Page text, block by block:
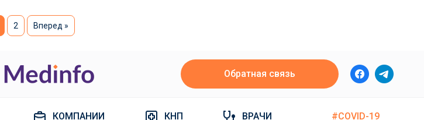
2 Вперед »
Обратная связь
КОМПАНИИ КНП ВРАЧИ #COVID-19